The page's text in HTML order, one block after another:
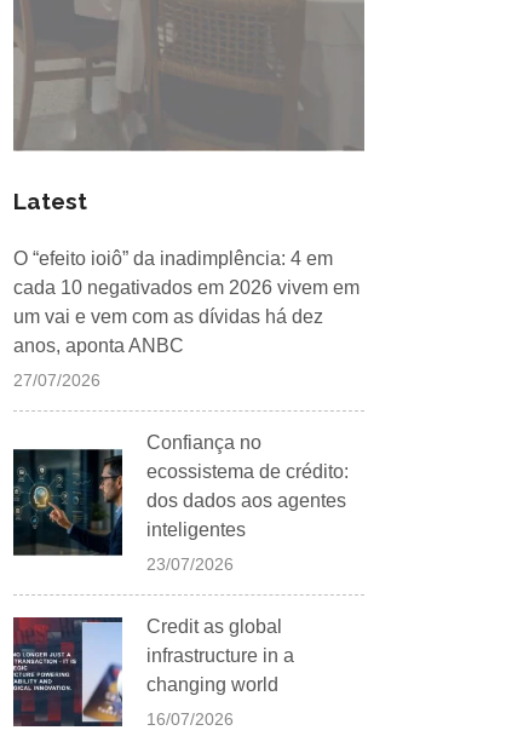
Latest
O “efeito ioiô” da inadimplência: 4 em
cada 10 negativados em 2026 vivem em
um vai e vem com as dívidas há dez
anos, aponta ANBC
27/07/2026
Confiança no
ecossistema de crédito:
dos dados aos agentes
inteligentes
23/07/2026
Credit as global
infrastructure in a
changing world
16/07/2026